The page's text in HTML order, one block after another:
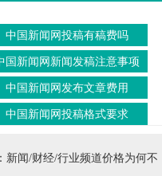
中国新闻网投稿有稿费吗
国新闻网新闻发稿注意事项
中国新闻网发布文章费用
中国新闻网投稿格式要求
新闻/财经/行业频道价格为何不